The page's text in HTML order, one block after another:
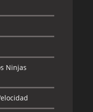
Ninjas